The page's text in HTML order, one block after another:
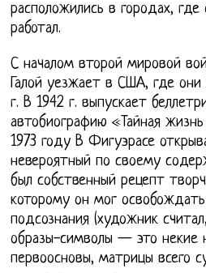
расположились в городах,
работал.
С началом второй мировой
Галой уезжает в США, где
г. В 1942 г. выпускает
автобиографию «Тайная
1973 году В Фигуэрасе
невероятный по своему
был собственный рецепт
которому он мог
подсознания (художник
образы-символы — это некие
первоосновы, матрицы всего